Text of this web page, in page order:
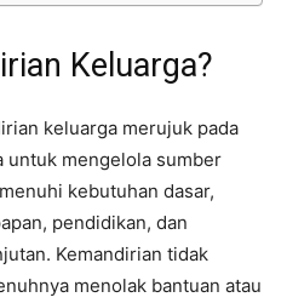
Keluarga?
keluarga merujuk pada
untuk mengelola sumber
kebutuhan dasar,
pendidikan, dan
Kemandirian tidak
menolak bantuan atau